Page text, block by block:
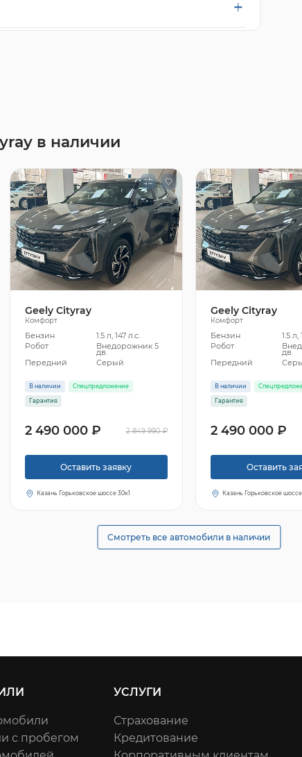
в наличии
Geely Cityray
Комфорт
Бензин
1.5 л, 147 л.с.
Робот
Внедорожник 5
дв.
Передний
Серый
В наличии Спецпредложение
Гарантия
2 490 000 ₽ 2 849 990 ₽
Оставить заявку
Казань Горьковское шоссе 30к1
Geely Cityray
Комфорт
Бензин
1.5 л,
Робот
дв.
Передний
В наличии
Гарантия
2 490 000 ₽
Оставить
Казань Горьковское шоссе
Смотреть все автомобили в наличии
с пробегом
УСЛУГИ
Страхование
Кредитование